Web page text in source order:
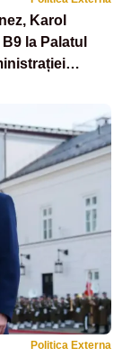
Karol
la Palatul
Politica Externa